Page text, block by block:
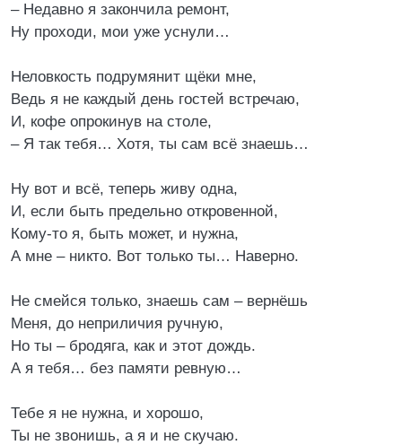
– Недавно я закончила ремонт,
Ну проходи, мои уже уснули…
Неловкость подрумянит щёки мне,
Ведь я не каждый день гостей встречаю,
И, кофе опрокинув на столе,
– Я так тебя… Хотя, ты сам всё знаешь…
Ну вот и всё, теперь живу одна,
И, если быть предельно откровенной,
Кому-то я, быть может, и нужна,
А мне – никто. Вот только ты… Наверно.
Не смейся только, знаешь сам – вернёшь
Меня, до неприличия ручную,
Но ты – бродяга, как и этот дождь.
А я тебя… без памяти ревную…
Тебе я не нужна, и хорошо,
Ты не звонишь, а я и не скучаю.